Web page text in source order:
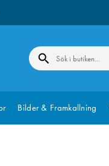
Bilder & Framkallning